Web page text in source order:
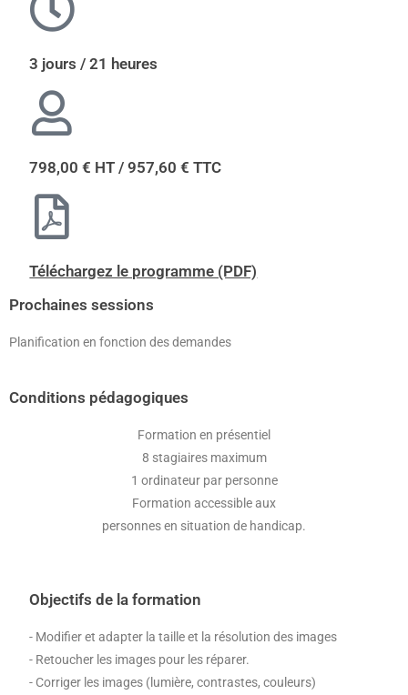
3 jours / 21 heures
798,00 € HT / 957,60 € TTC
Téléchargez le programme (PDF)
Prochaines sessions
Planification en fonction des demandes
Conditions pédagogiques
Formation en présentiel
8 stagiaires maximum
1 ordinateur par personne
Formation accessible aux
personnes en situation de handicap.
Objectifs de la formation
- Modifier et adapter la taille et la résolution des images
- Retoucher les images pour les réparer.
- Corriger les images (lumière, contrastes, couleurs)